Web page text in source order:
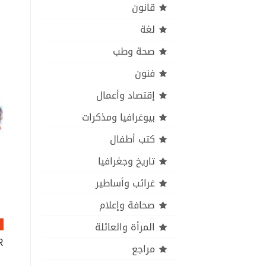
قانون
لغة
صحة وطب
فنون
إقتصاد وأعمال
بيوغرافيا ومذكرات
كتب أطفال
تاريخ وجغرافيا
غرائب وأساطير
صحافة وإعلام
المرأة والعائلة
مراجع